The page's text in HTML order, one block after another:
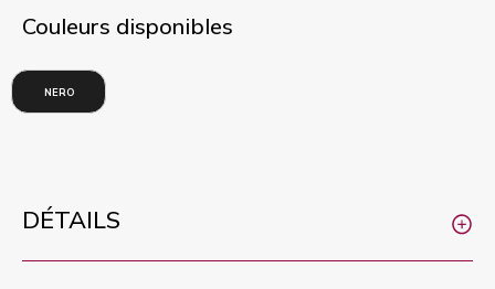
Couleurs disponibles
NERO
DÉTAILS